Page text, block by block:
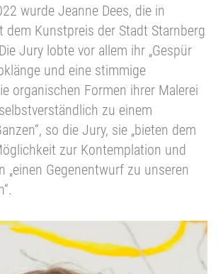
wurde Jeanne Dees, die in
dem Kunstpreis der Stadt Starnberg
Jury lobte vor allem ihr „Gespür
und eine stimmige
organischen Formen ihrer Malerei
zu einem
so die Jury, sie „bieten dem
zur Kontemplation und
„einen Gegenentwurf zu unseren